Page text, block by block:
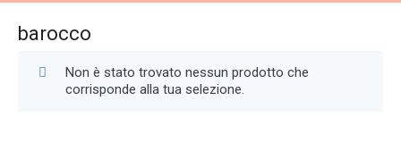
barocco
Non è stato trovato nessun prodotto che
corrisponde alla tua selezione.